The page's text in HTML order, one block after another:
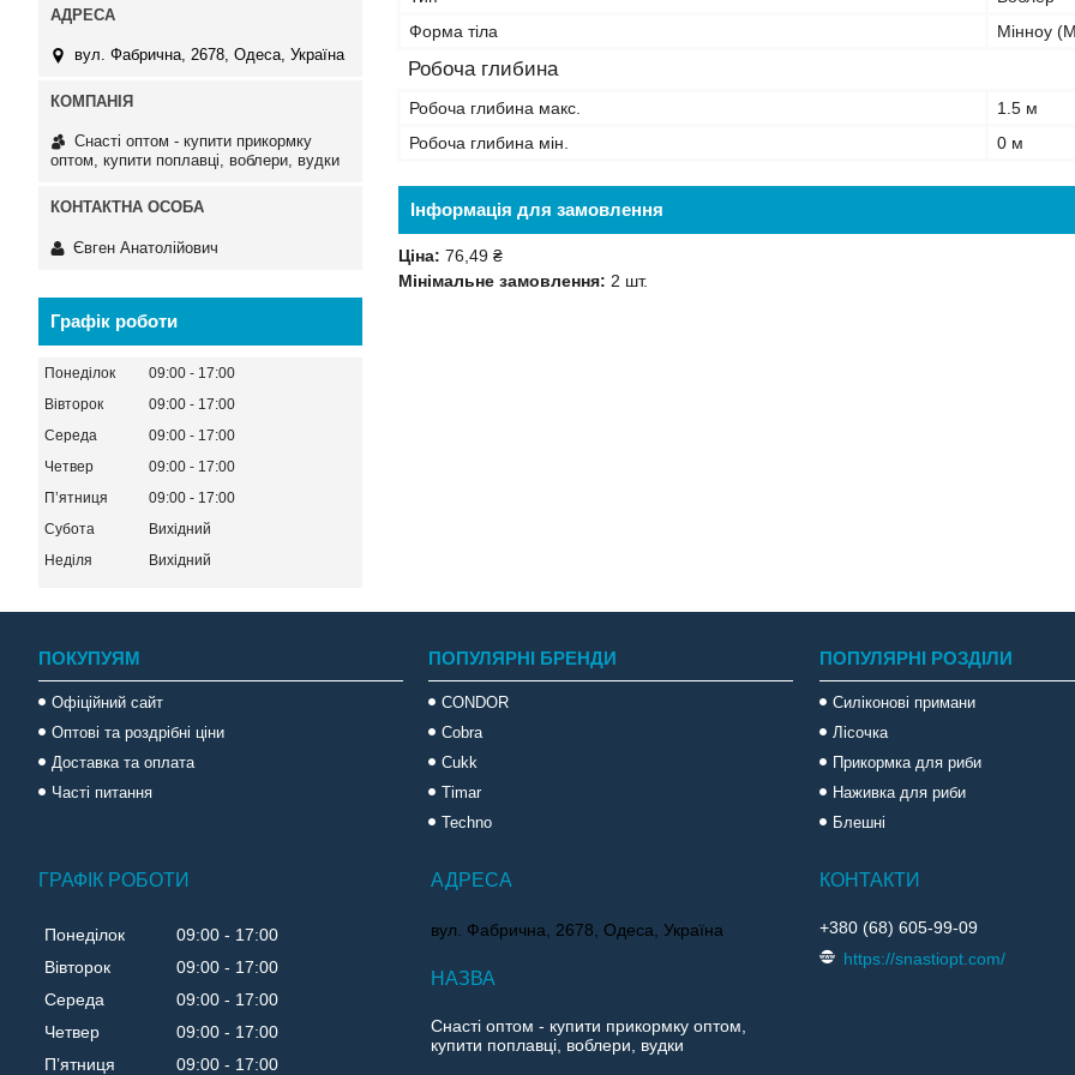
Форма тіла
Мінноу
Робоча глибина
Робоча глибина макс.
1.5 м
Робоча глибина мін.
0 м
Інформація для замовлення
Ціна: 76,49 ₴
Мінімальне замовлення: 2 шт.
вул. Фабрична, 2678, Одеса, Україна
Снасті оптом - купити прикормку
оптом, купити поплавці, воблери, вудки
Євген Анатолійович
Графік роботи
Понеділок 09:00
17:00
Вівторок
09:00
17:00
Середа
09:00
17:00
Четвер
09:00
17:00
Пʼятниця
09:00
17:00
Субота
Вихідний
Неділя
Вихідний
ПОКУПУЯМ
Офіційний сайт
Оптові та роздрібні ціни
Доставка та оплата
Часті питання
ПОПУЛЯРНІ БРЕНДИ
CONDOR
Cobra
Cukk
Timar
Techno
ПОПУЛЯРНІ РОЗДІЛИ
Силіконові примани
Лісочка
Прикормка для риби
Наживка для риби
Блешні
ГРАФІК РОБОТИ
Понеділок 09:00
17:00
Вівторок
09:00
17:00
Середа
09:00
17:00
Четвер
09:00
17:00
Пʼятниця
09:00 17:00
вул. Фабрична, 2678, Одеса, Україна
Снасті оптом - купити прикормку оптом,
купити поплавці, воблери, вудки
+380 (68) 605-99-09
https://snastiopt.com/